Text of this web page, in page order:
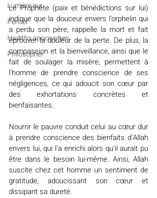
Lumière sur...
Penser
Hadiths apocryphes
Philosopher
Le Prophète (paix et bénédictions sur lui)
indique que la douceur envers l'orphelin qui
a perdu son père, rappelle la mort et fait
éprouver la douleur de la perte. De plus, la
compassion et la bienveillance, ainsi que le
fait de soulager la misère, permettent à
l'homme de prendre conscience de ses
négligences, ce qui adoucit son cœur par
des exhortations concrètes et
bienfaisantes.
Nourrir le pauvre conduit celui au cœur dur
à prendre conscience des bienfaits d’Allah
envers lui, qui l'a enrichi alors qu'il aurait pu
être dans le besoin lui-même. Ainsi, Allah
suscite chez cet homme un sentiment de
gratitude, adoucissant son cœur et
dissipant sa dureté.